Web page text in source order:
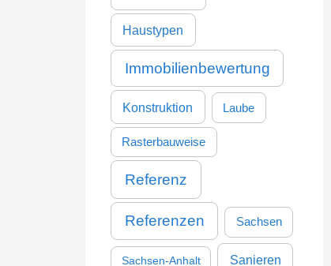
Haustypen
Immobilienbewertung
Konstruktion Laube
Rasterbauweise
Referenz
Referenzen Sachsen
Sachsen-Anhalt Sanieren